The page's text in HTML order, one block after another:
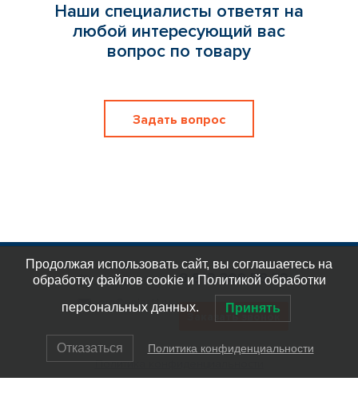
Наши специалисты ответят на
любой интересующий вас
вопрос по товару
Задать вопрос
Политика конфиденциальности
eplast_30
org@eplast1.ru
8 812 309 58 32
Заказать звонок
Продолжая использовать сайт, вы соглашаетесь на
обработку файлов cookie и Политикой обработки
персональных данных. Принять
Отказаться Политика конфиденциальности